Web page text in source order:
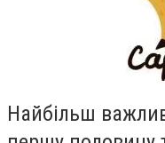
Найбiльш